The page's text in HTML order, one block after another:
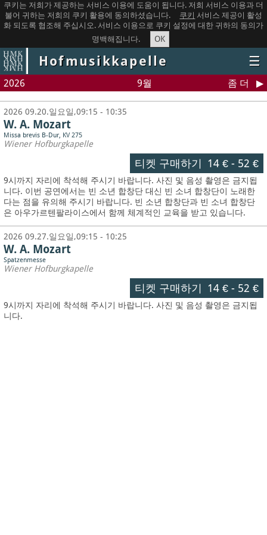
쿠키는 저희가 제공하는 서비스 이용에 도움이 됩니다. 저희 서비스 이용과 더
불어 귀하는 저희의 쿠키 활용에 동의하셨습니다.
쿠키 서비스 제공이 활성
화 되도록 협조해 주십시오. 서비스 이용으로 쿠키 설정에 대한 귀하의 동의가
명백해집니다.
OK
Hofmusikkapelle ☰
2026 9월 좀 더
2026 09.20.일요일,09:15 - 10:35
W. A. Mozart
Missa brevis B-Dur, KV 275
Wiener Hofburgkapelle
티켓 구매하기 14 €- 52 €
9시까지 자리에 착석해 주시기 바랍니다. 사진 및 음성 촬영은 금지됩
니다. 이번 공연에서는 빈 소년 합창단 대신 빈 소녀 합창단이 노래한
다는 점을 유의해 주시기 바랍니다. 빈 소년 합창단과 빈 소녀 합창단
은 아우가르텐팔라이스에서 함께 체계적인 교육을 받고 있습니다.
2026 09.27.일요일,09:15 - 10:25
W. A. Mozart
Spatzenmesse
Wiener Hofburgkapelle
티켓 구매하기 14 €- 52 €
9시까지 자리에 착석해 주시기 바랍니다. 사진 및 음성 촬영은 금지됩
니다.